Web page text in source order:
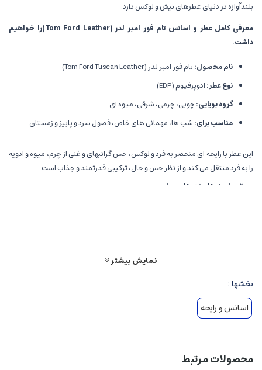
بلندآوازه در دنیای عطرهای نیش و لوکس دارد.
معرفی کامل عطر و اسانس تام فور امبر لدر(Tom Ford Leather)
را خواهیم
داشت.
نام محصول:تام فور امبر لدر (Tom Ford Tuscan Leather)
نوع عطر:ادوپرفیوم (EDP)
گروه بویایی:چوبی، چرمی، شرقی، میوه ای
مناسب برای:شب ها، مهمانی های خاص، فصول سرد و پاییز و زمستان
این عطر با رایحه ای منحصر به فرد و لوکس، حس گرانبهای و غنی از چرم، میوه و ادویه
را به فرد منتقل می کند و از نظر حس و حال، ترکیبی قدرتمند و جذاب است.
رایحه ها و نت های بویایی
بالا بودن حس میوه ای، جذابیت و تاثیرگذاری لحظه ای را فراهم می کند و
توجه را جلب می نماید.
نمایش بیشتر
بخشها :
اسانس و رایحه
محصولات مرتبط